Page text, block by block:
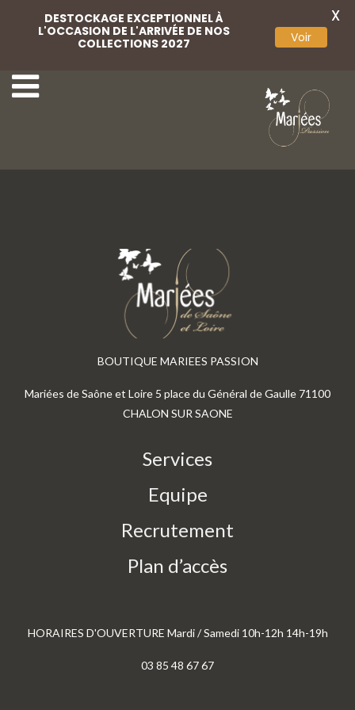
BOUTIQUE MARIEES PASSION
Mariées de Saône et Loire 5 place du Général de Gaulle 71100
CHALON SUR SAONE
Services
Equipe
Recrutement
Plan d’accès
HORAIRES D'OUVERTURE Mardi / Samedi 10h-12h 14h-19h
03 85 48 67 67
DESTOCKAGE EXCEPTIONNEL À
L'OCCASION DE L'ARRIVÉE DE NOS
COLLECTIONS 2027
Voir
X